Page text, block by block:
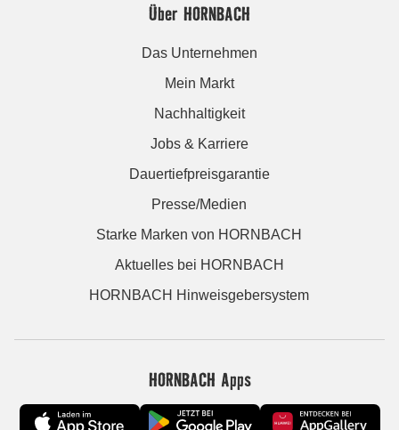
Über HORNBACH
Das Unternehmen
Mein Markt
Nachhaltigkeit
Jobs & Karriere
Dauertiefpreisgarantie
Presse/Medien
Starke Marken von HORNBACH
Aktuelles bei HORNBACH
HORNBACH Hinweisgebersystem
HORNBACH Apps